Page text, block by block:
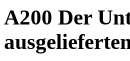
A200 Der